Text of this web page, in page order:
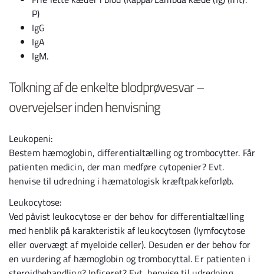
P)
IgG
IgA
IgM.
Tolkning af de enkelte blodprøvesvar –
overvejelser inden henvisning
Leukopeni:
Bestem hæmoglobin, differentialtælling og trombocytter. Får
patienten medicin, der man medføre cytopenier? Evt.
henvise til udredning i hæmatologisk kræftpakkeforløb.
Leukocytose:
Ved påvist leukocytose er der behov for differentialtælling
med henblik på karakteristik af leukocytosen (lymfocytose
eller overvægt af myeloide celler). Desuden er der behov for
en vurdering af hæmoglobin og trombocyttal. Er patienten i